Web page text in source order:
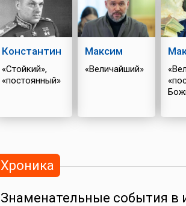
Константин
«Стойкий»,
«постоянный»
Максим
«Величайший»
Хроника
Знаменательные события в